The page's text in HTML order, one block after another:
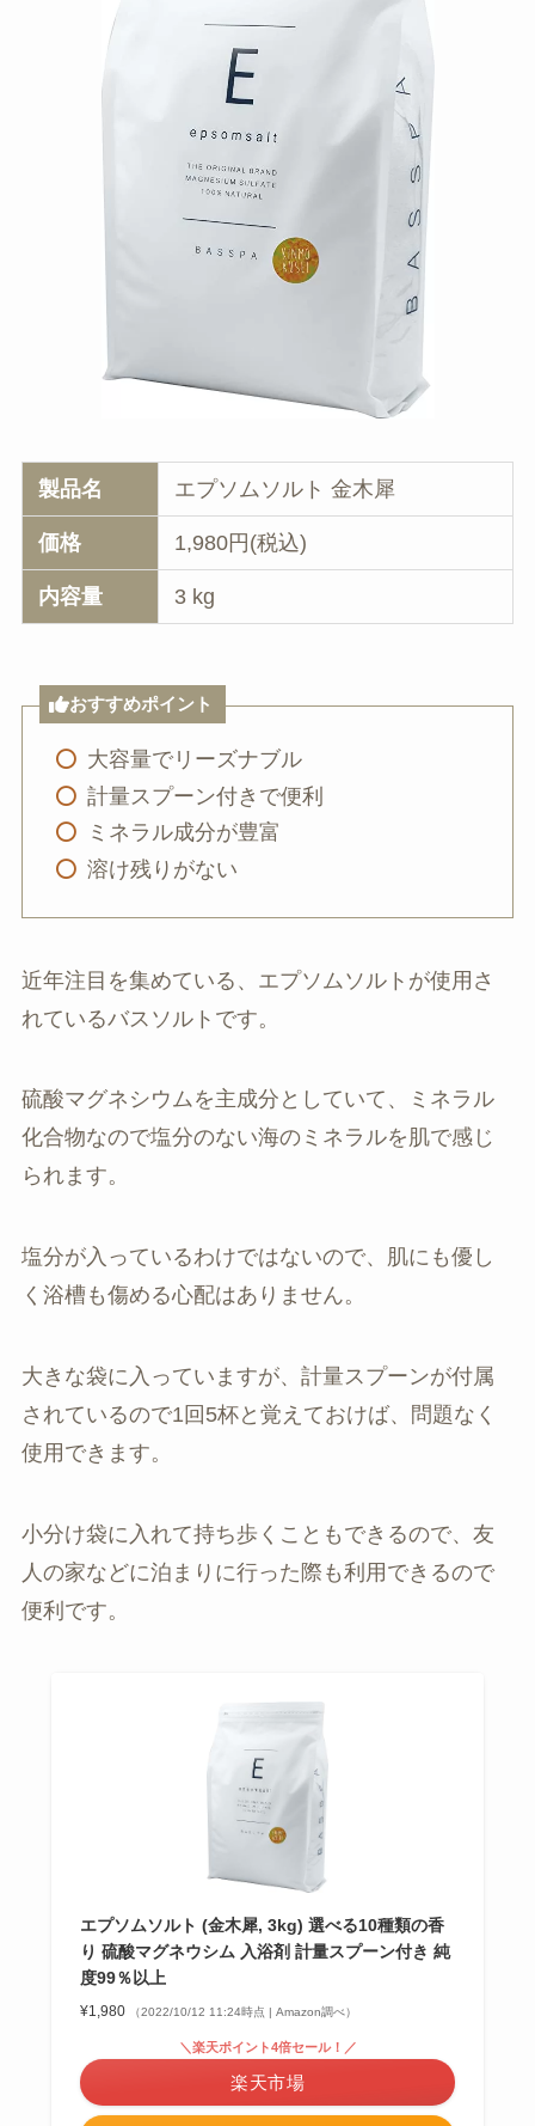
製品名 エプソムソルト 金木犀
価格 1,980円(税込)
内容量 3 kg
おすすめポイント
大容量でリーズナブル
計量スプーン付きで便利
ミネラル成分が豊富
溶け残りがない
近年注目を集めている、エプソムソルトが使用さ
れているバスソルトです。
硫酸マグネシウムを主成分としていて、ミネラル
化合物なので塩分のない海のミネラルを肌で感じ
られます。
塩分が入っているわけではないので、肌にも優し
く浴槽も傷める心配はありません。
大きな袋に入っていますが、計量スプーンが付属
されているので1回5杯と覚えておけば、問題なく
使用できます。
小分け袋に入れて持ち歩くこともできるので、友
人の家などに泊まりに行った際も利用できるので
便利です。
エプソムソルト (金木犀, 3kg) 選べる10種類の香
り 硫酸マグネウシム 入浴剤 計量スプーン付き 純
度99％以上
¥1,980 （2022/10/12 11:24時点 | Amazon調べ）
＼楽天ポイント4倍セール！／
楽天市場